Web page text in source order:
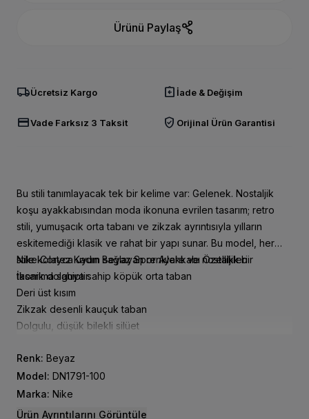
Ürünü Paylaş
local_shippingÜcretsiz Kargo assignment_return İade & Değişim
credit_cardVade Farksız 3 Taksit verified_user Orijinal Ürün Garantisi
Bu stili tanımlayacak tek bir kelime var: Gelenek. Nostaljik
koşu ayakkabısından moda ikonuna evrilen tasarım; retro
stili, yumuşacık orta tabanı ve zikzak ayrıntısıyla yılların
eskitemediği klasik ve rahat bir yapı sunar. Bu model, her
stile kolayca uyum sağlayan renklere ve nostaljik bir
tasarıma sahiptir.
Nike Cortez Kadın Beyaz Spor Ayakkabı Özellikleri
İkonik dolguya sahip köpük orta taban
Deri üst kısım
Zikzak desenli kauçuk taban
Dolgulu, düşük bilekli silüet
Renk: Beyaz
Model: DN1791-100
Marka: Nike
Ürün Ayrıntılarını Görüntüle